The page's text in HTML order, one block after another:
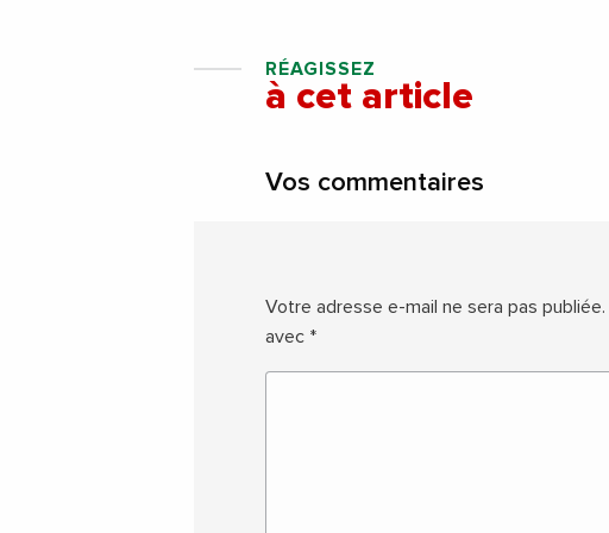
RÉAGISSEZ
à cet article
Vos commentaires
Votre adresse e-mail ne sera pas publiée.
avec *